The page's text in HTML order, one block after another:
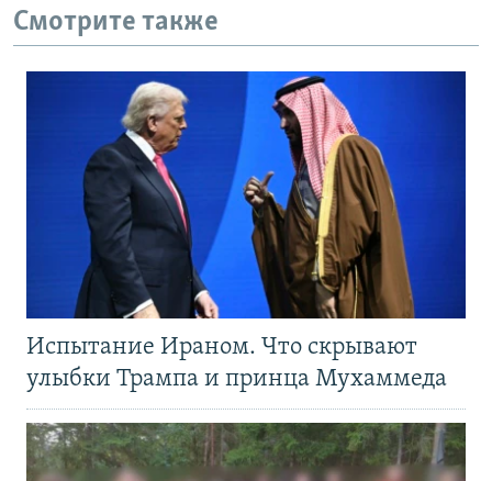
Смотрите также
Испытание Ираном. Что скрывают
улыбки Трампа и принца Мухаммеда